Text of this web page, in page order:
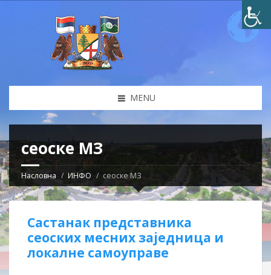
MENU
сеоске МЗ
Насловна ИНФО сеоске МЗ
Састанак представника
сеоских месних заједница и
локалне самоуправе